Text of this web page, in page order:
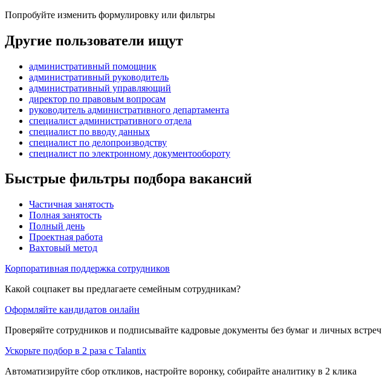
Попробуйте изменить формулировку или фильтры
Другие пользователи ищут
административный помощник
административный руководитель
административный управляющий
директор по правовым вопросам
руководитель административного департамента
специалист административного отдела
специалист по вводу данных
специалист по делопроизводству
специалист по электронному документообороту
Быстрые фильтры подбора вакансий
Частичная занятость
Полная занятость
Полный день
Проектная работа
Вахтовый метод
Корпоративная поддержка сотрудников
Какой соцпакет вы предлагаете семейным сотрудникам?
Оформляйте кандидатов онлайн
Проверяйте сотрудников и подписывайте кадровые документы без бумаг и личных встреч
Ускорьте подбор в 2 раза с Talantix
Автоматизируйте сбор откликов, настройте воронку, собирайте аналитику в 2 клика